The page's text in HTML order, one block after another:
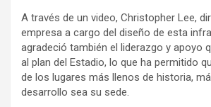
A través de un video, Christopher Lee,
empresa a cargo del diseño de esta
agradeció también el liderazgo y apoyo
al plan del Estadio, lo que ha permitido
de los lugares más llenos de historia,
desarrollo sea su sede.